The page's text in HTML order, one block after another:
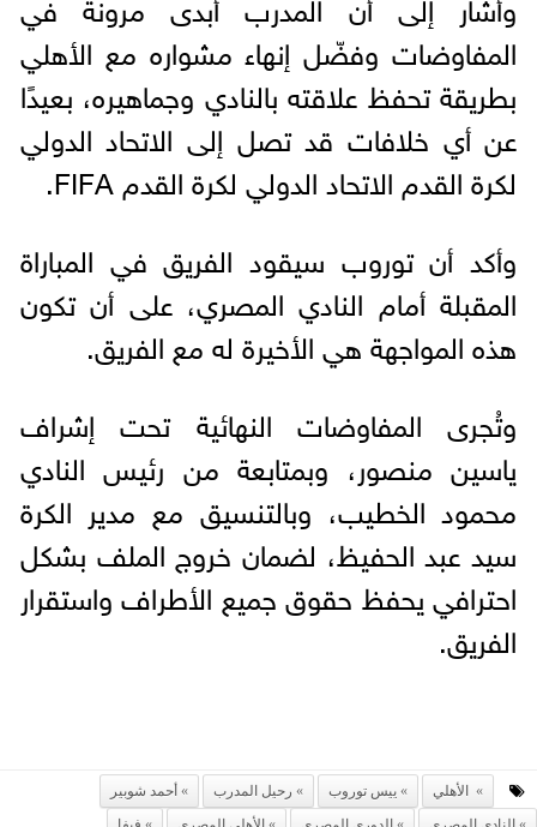
المفاوضات وفضّل إنهاء مشواره مع الأهلي
بطريقة تحفظ علاقته بالنادي وجماهيره، بعيدًا
عن أي خلافات قد تصل إلى الاتحاد الدولي
لكرة القدم الاتحاد الدولي لكرة القدم FIFA.
وأكد أن توروب سيقود الفريق في المباراة
المقبلة أمام النادي المصري، على أن تكون
هذه المواجهة هي الأخيرة له مع الفريق.
وتُجرى المفاوضات النهائية تحت إشراف
ياسين منصور، وبمتابعة من رئيس النادي
محمود الخطيب، وبالتنسيق مع مدير الكرة
سيد عبد الحفيظ، لضمان خروج الملف بشكل
احترافي يحفظ حقوق جميع الأطراف واستقرار
الفريق.
الأهلي ييس توروب رحيل المدرب
أحمد شوبير